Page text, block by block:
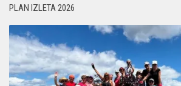
PLAN IZLETA 2026